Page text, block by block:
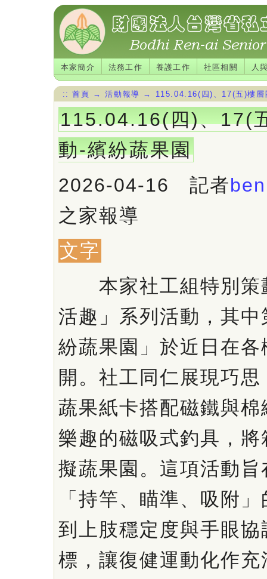
本家簡介 法務工作 養護工作 社區相關 人
::首頁 →活動報導 → 115.04.16(四)、17(五)樓層
115.04.16(四)、17(
動-繽紛蔬果園
2026-04-16 記者
之家報導
文字
本家社工組特別策
活趣」系列活動，其
紛蔬果園」於近日在
開。社工同仁展現巧
蔬果紙卡搭配磁鐵與
樂趣的磁吸式釣具，
擬蔬果園。這項活動
「持竿、瞄準、吸附
到上肢穩定度與手眼
標，讓復健運動化作